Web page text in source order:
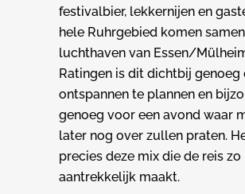
festivalbier, lekkernijen en
hele Ruhrgebied komen
luchthaven van Essen/
Ratingen is dit dichtbij genoeg
ontspannen te plannen en
genoeg voor een avond waar
later nog over zullen praten.
precies deze mix die de reis zo
aantrekkelijk maakt.